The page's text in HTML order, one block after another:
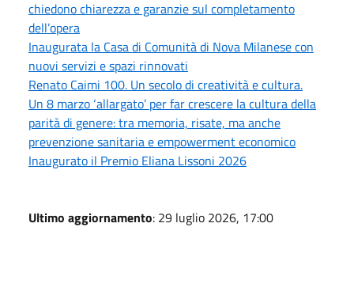
chiedono chiarezza e garanzie sul completamento
dell’opera
Inaugurata la Casa di Comunità di Nova Milanese con
nuovi servizi e spazi rinnovati
Renato Caimi 100. Un secolo di creatività e cultura.
Un 8 marzo ‘allargato’ per far crescere la cultura della
parità di genere: tra memoria, risate, ma anche
prevenzione sanitaria e empowerment economico
Inaugurato il Premio Eliana Lissoni 2026
Ultimo aggiornamento: 29 luglio 2026, 17:00